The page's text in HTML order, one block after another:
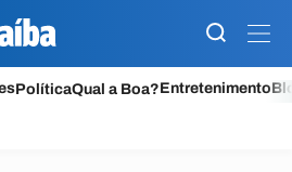
PolíticaQual a Boa?Entretenimento